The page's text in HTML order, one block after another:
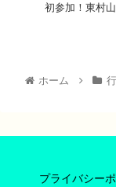
初参加！東村
ホーム
プライバシー